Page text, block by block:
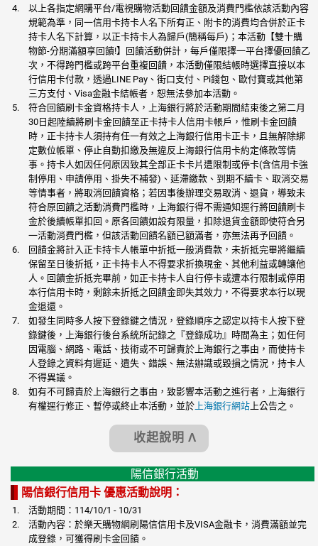
以上各指定網購平台/電視購物活動回饋金額及消費門檻依該活動內容
規範為準，同一信用卡持卡人名下所有正、附卡的消費均合併於正卡
持卡人名下計算，以正卡持卡人為歸戶(簡稱每戶)；本活動【雙十購
物節-分期滿額享回饋!】回饋活動併計，每戶僅限擇一平台擇優回饋乙
次，不得跨門檻或跨平台重複回饋，本活動僅限結帳時選擇直接以本
行信用卡付款，透過LINE Pay、街口支付、Pi錢包、歐付寶或其他第
三方支付、Visa金融卡結帳者，恕無法參加本活動。
符合回饋刷卡金資格持卡人，上海銀行將於活動期間結束後之第二月
30日起陸續將刷卡金回饋至正卡持卡人信用卡帳戶，惟刷卡金回饋
時，正卡持卡人須持有任一有效之上海銀行信用卡正卡，且無解除綁
定數位帳單、停止自動扣繳及無違反上海銀行信用卡約定條款等情
事。持卡人如因任何原因致其全部正卡卡片遭限制或停卡(含信用卡強
制停用、申請停用、掛失不補發)、延滯繳款、到期不續卡、取消交易
等情事者，將取消回饋資格；若因事後辦理交易取消、退貨，導致未
符合原回饋之活動消費門檻時，上海銀行得不需通知逕行將回饋刷卡
金於後續帳單扣回。原各回饋如設有限量，扣除退貨金額即使符合另
一活動消費門檻，但該活動回饋名額已額滿者，亦無法再予回饋。
回饋金將計入正卡持卡人帳單中折抵一般消費款，未折抵完畢將繼續
保留至日後折抵，正卡持卡人不得要求折換現金、其他利益或轉讓他
人。回饋金折抵完畢前，如正卡持卡人自行停卡或遭本行限制或停用
本行信用卡時，剩餘未折抵之回饋金即失其效力，不得要求本行以現
金退還。
如發生同時多人按下登錄鍵之情況，登錄順序之認定以持卡人按下登
錄鍵後，上海銀行後台系統所記錄之『登錄成功』時間為主；如任何
因電腦、網路、電話、技術或不可歸責於上海銀行之事由，而使持卡
人登錄之資料有遲延、遺失、錯誤、無法辦識或毀損之情況，持卡人
不得異議。
如有不可歸責於上海銀行之事由，致影響本活動之進行者，上海銀行
有權逕行修正、暫停或終止本活動，並於 上海銀行網站 上公告之。
收起說明 Λ
陽信銀行活動
陽信銀行信用卡 優惠活動說明：
活動期間：114/10/1 - 10/31
活動內容：於樂天購物網刷陽信信用卡及VISA金融卡，消費滿額並完
成登錄，可獲得刷卡金回饋。